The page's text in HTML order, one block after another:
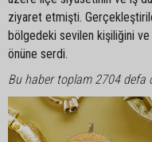
ziyaret etmişti.
bölgedeki sevilen kişiliğini ve
önüne serdi.
Bu haber toplam 2704 defa